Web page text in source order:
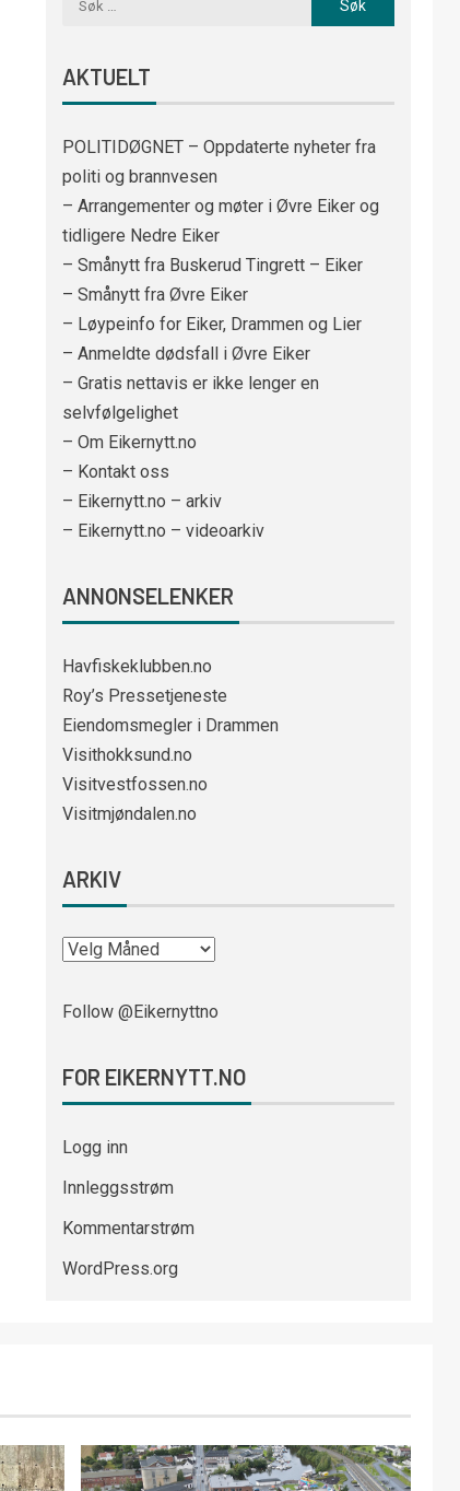
AKTUELT
POLITIDØGNET – Oppdaterte nyheter fra
politi og brannvesen
– Arrangementer og møter i Øvre Eiker og
tidligere Nedre Eiker
– Smånytt fra Buskerud Tingrett – Eiker
– Smånytt fra Øvre Eiker
– Løypeinfo for Eiker, Drammen og Lier
– Anmeldte dødsfall i Øvre Eiker
– Gratis nettavis er ikke lenger en
selvfølgelighet
– Om Eikernytt.no
– Kontakt oss
– Eikernytt.no – arkiv
– Eikernytt.no – videoarkiv
ANNONSELENKER
Havfiskeklubben.no
Roy’s Pressetjeneste
Eiendomsmegler i Drammen
Visithokksund.no
Visitvestfossen.no
Visitmjøndalen.no
ARKIV
Follow @Eikernyttno
FOR EIKERNYTT.NO
Logg inn
Innleggsstrøm
Kommentarstrøm
WordPress.org